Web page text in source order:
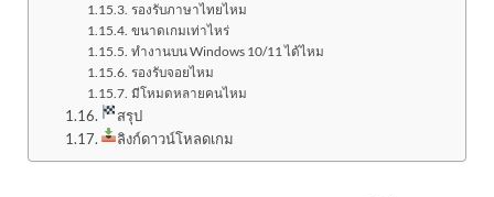
รองรับภาษาไทยไหม
ขนาดเกมเท่าไหร่
ทำงานบน Windows 10/11 ได้ไหม
รองรับจอยไหม
มีโหมดหลายคนไหม
สรุป
ลิงก์ดาวน์โหลดเกม